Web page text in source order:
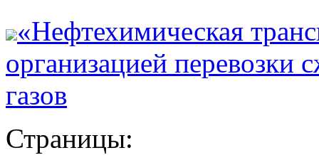
«Нефтехимическая
организацией
газов
Страницы: